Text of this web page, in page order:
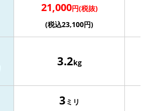
21,000円(税抜)
(税込23,100円)
3.2kg
3 ミリ